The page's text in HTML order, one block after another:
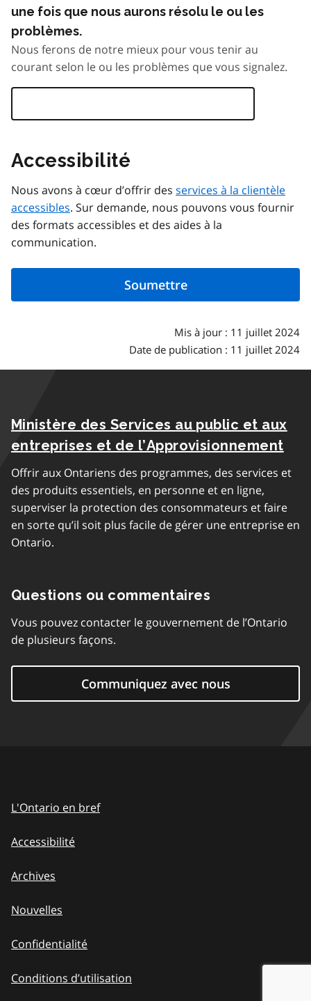
une fois que nous aurons résolu le ou les
problèmes.
Nous ferons de notre mieux pour vous tenir au
courant selon le ou les problèmes que vous signalez.
Accessibilité
Nous avons à cœur d’offrir des services à la clientèle
accessibles. Sur demande, nous pouvons vous fournir
des formats accessibles et des aides à la
communication.
Mis à jour : 11 juillet 2024
Date de publication : 11 juillet 2024
Ministère des Services au public et aux
entreprises et de l’Approvisionnement
Offrir aux Ontariens des programmes, des services et
des produits essentiels, en personne et en ligne,
superviser la protection des consommateurs et faire
en sorte qu’il soit plus facile de gérer une entreprise en
Ontario.
Questions ou commentaires
Vous pouvez contacter le gouvernement de l’Ontario
de plusieurs façons.
Communiquez avec nous
L'Ontario en bref
Accessibilité
Archives
Nouvelles
Confidentialité
Conditions d’utilisation